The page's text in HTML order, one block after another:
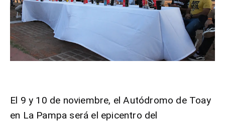
El 9 y 10 de noviembre, el Autódromo de Toay
en La Pampa será el epicentro del